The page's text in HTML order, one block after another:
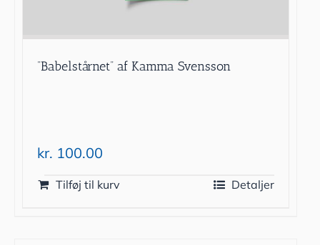
”Babelstårnet” af Kamma Svensson
kr. 100.00
Tilføj til kurv Detaljer